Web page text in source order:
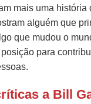
mais uma história
alguém que
que mudou o
para
a Bill